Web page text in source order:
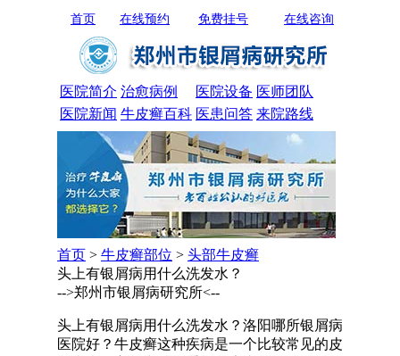
首页 在线咨询
免费挂号
在线预约
医院简介 治愈病例 医院设备 医师团队
医院新闻 牛皮癣百科 医患问答 来院路线
首页 > 牛皮癣部位 > 头部牛皮癣
头上有银屑病用什么洗发水？
-->郑州市银屑病研究所<--
头上有银屑病用什么洗发水？洛阳哪所银屑病
医院好？牛皮癣这种疾病是一个比较常见的皮